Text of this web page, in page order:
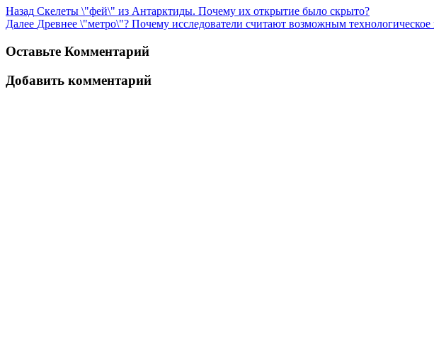
Назад Скелеты \"фей\" из Антарктиды. Почему их открытие было скрыто?
Далее Древнее \"метро\"? Почему исследователи считают возможным
Оставьте Комментарий
Добавить комментарий